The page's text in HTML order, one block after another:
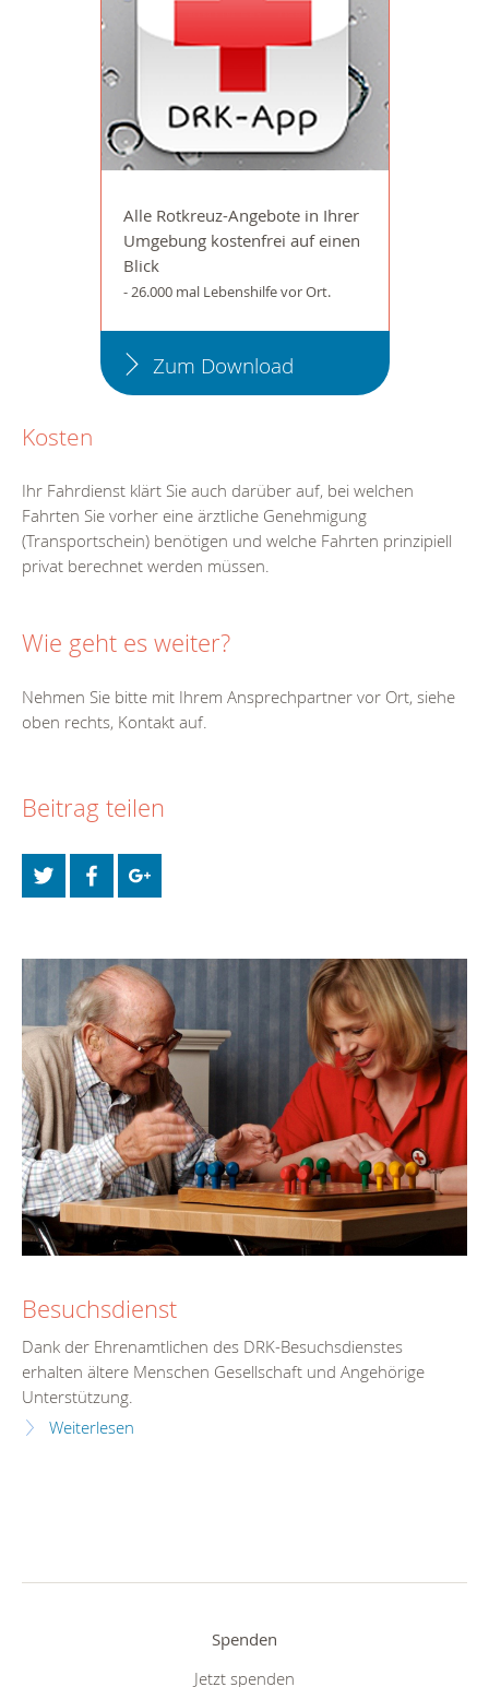
Alle Rotkreuz-Angebote in Ihrer
Umgebung kostenfrei auf einen
Blick
- 26.000 mal Lebenshilfe vor Ort.
Zum Download
Kosten
Ihr Fahrdienst klärt Sie auch darüber auf, bei welchen
Fahrten Sie vorher eine ärztliche Genehmigung
(Transportschein) benötigen und welche Fahrten prinzipiell
privat berechnet werden müssen.
Wie geht es weiter?
Nehmen Sie bitte mit Ihrem Ansprechpartner vor Ort, siehe
oben rechts, Kontakt auf.
Beitrag teilen
Besuchsdienst
Dank der Ehrenamtlichen des DRK-Besuchsdienstes
erhalten ältere Menschen Gesellschaft und Angehörige
Unterstützung.
Weiterlesen
Spenden
Jetzt spenden